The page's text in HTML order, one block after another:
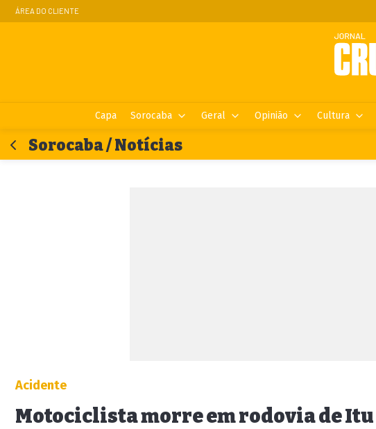
ÁREA DO CLIENTE
Capa Sorocaba Geral Opinião Cultura
Sorocaba / Notícias
Acidente
Motociclista morre em rodovia de Itu